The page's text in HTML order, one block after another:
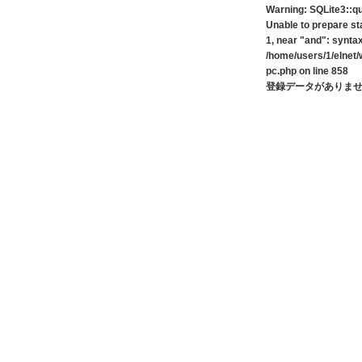
Warning:
Unable to prepare
1, near "and":
/home/users/1/
pc.php on line 858
登録データがありま